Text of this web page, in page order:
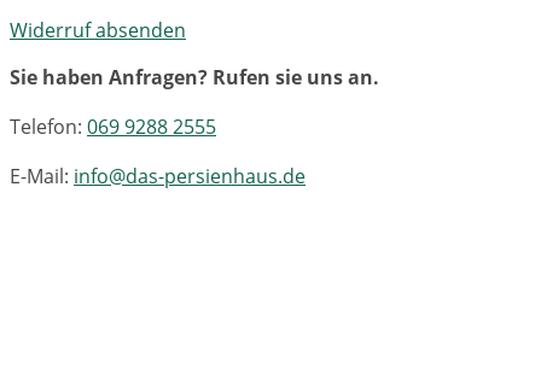
Widerruf absenden
Sie haben Anfragen? Rufen sie uns an.
Telefon: 069 9288 2555
E-Mail: info@das-persienhaus.de